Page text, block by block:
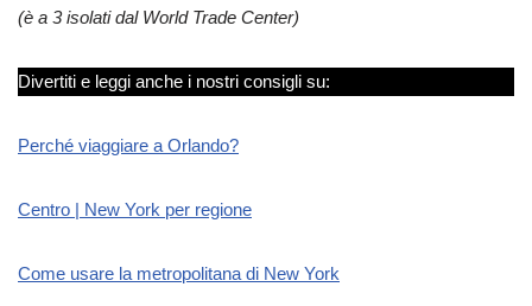
(è a 3 isolati dal World Trade Center)
Divertiti e leggi anche i nostri consigli su:
Perché viaggiare a Orlando?
Centro | New York per regione
Come usare la metropolitana di New York